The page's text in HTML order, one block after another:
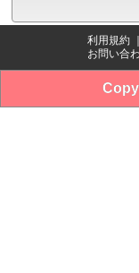
利用規約
お問い合